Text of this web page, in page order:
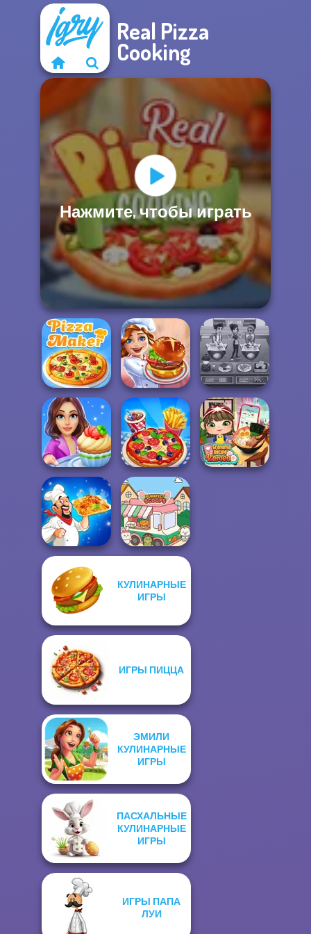
Real Pizza
Cooking
Нажмите, чтобы играть
The Pizza Maker Cooking Festival
Cooking Cafe
Food Chef
Cooking Stories:
Fun Cafe
Cooking Live
Biryani Recipes
КУЛИНАРНЫЕ
ИГРЫ
ИГРЫ ПИЦЦА
ЭМИЛИ
КУЛИНАРНЫЕ
ИГРЫ
ПАСХАЛЬНЫЕ
КУЛИНАРНЫЕ
ИГРЫ
ИГРЫ ПАПА
ЛУИ